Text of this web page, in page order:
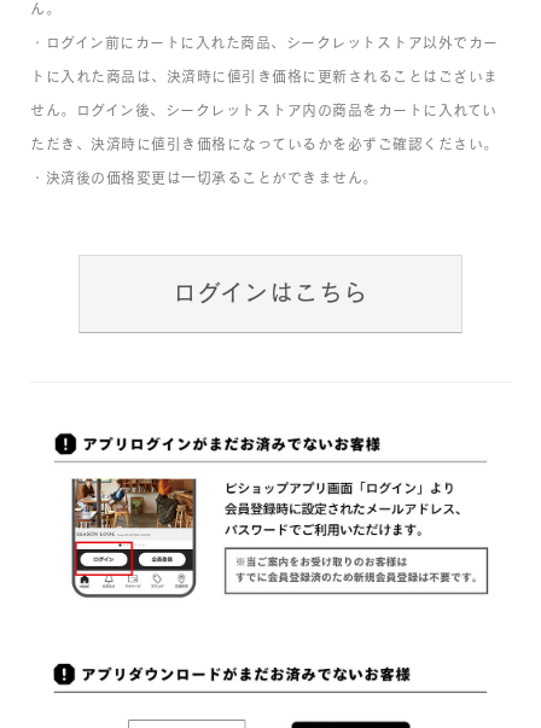
ん。
・ログイン前にカートに入れた商品、シークレットストア以外でカー
トに入れた商品は、決済時に値引き価格に更新されることはございま
せん。ログイン後、シークレットストア内の商品をカートに入れてい
ただき、決済時に値引き価格になっているかを必ずご確認ください。
・決済後の価格変更は一切承ることができません。
ログインはこちら